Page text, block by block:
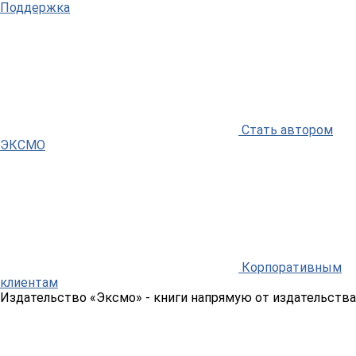
Поддержка
Стать автором
ЭКСМО
Корпоративным
клиентам
Издательство «Эксмо» - книги напрямую от издательства